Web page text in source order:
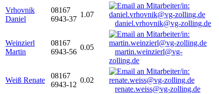
Vrhovnik
Daniel
08167
6943-37
1.07
daniel.vrhovnik@vg-zolling.de
Weinzierl
Martin
08167
6943-56
0.05
martin.weinzierl@vg-
zolling.de
Weiß Renate
08167
6943-12
0.02
renate.weiss@vg-zolling.de